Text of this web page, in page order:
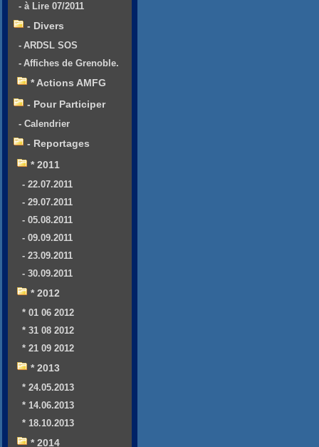
- à Lire 07/2011
- Divers
- ARDSL SOS
- Affiches de Grenoble.
* Actions AMFG
- Pour Participer
- Calendrier
- Reportages
* 2011
- 22.07.2011
- 29.07.2011
- 05.08.2011
- 09.09.2011
- 23.09.2011
- 30.09.2011
* 2012
* 01 06 2012
* 31 08 2012
* 21 09 2012
* 2013
* 24.05.2013
* 14.06.2013
* 18.10.2013
* 2014